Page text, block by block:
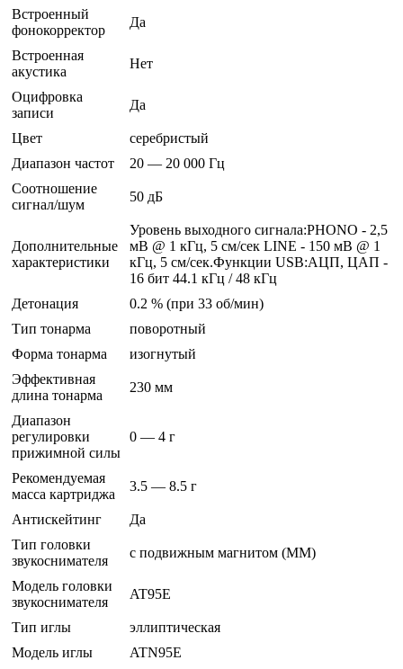
Встроенный
фонокорректор
Да
Встроенная
акустика
Нет
Оцифровка
записи
Да
Цвет
серебристый
Диапазон частот
20 — 20 000 Гц
Соотношение
сигнал/шум
50 дБ
Дополнительные
характеристики
Уровень выходного сигнала:PHONO - 2,5
мВ @ 1 кГц, 5 см/сек LINE - 150 мВ @ 1
кГц, 5 см/сек.Функции USB:АЦП, ЦАП -
16 бит 44.1 кГц / 48 кГц
Детонация
0.2 % (при 33 об/мин)
Тип тонарма
поворотный
Форма тонарма
изогнутый
Эффективная
длина тонарма
230 мм
Диапазон
регулировки
прижимной силы
0 — 4 г
Рекомендуемая
масса картриджа
3.5 — 8.5 г
Антискейтинг
Да
Тип головки
звукоснимателя
с подвижным магнитом (MM)
Модель головки
звукоснимателя
AT95E
Тип иглы
эллиптическая
Модель иглы
ATN95E